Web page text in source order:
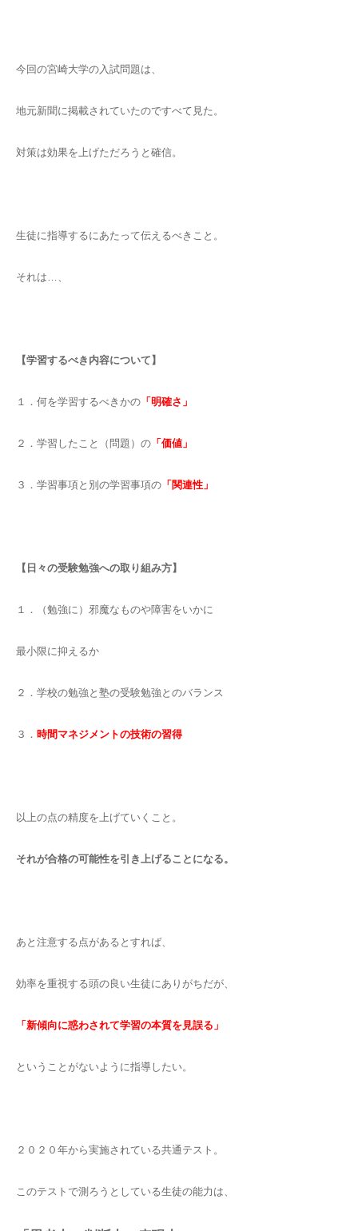
今回の宮崎大学の入試問題は、
地元新聞に掲載されていたのですべて見た。
対策は効果を上げただろうと確信。
生徒に指導するにあたって伝えるべきこと。
それは…、
【学習するべき内容について】
１．何を学習するべきかの 「明確さ」
２．学習したこと（問題）の 「価値」
３．学習事項と別の学習事項の 「関連性」
【日々の受験勉強への取り組み方】
１．（勉強に）邪魔なものや障害をいかに
最小限に抑えるか
２．学校の勉強と塾の受験勉強とのバランス
３． 時間マネジメントの技術の習得
以上の点の精度を上げていくこと。
それが合格の可能性を引き上げることになる。
あと注意する点があるとすれば、
効率を重視する頭の良い生徒にありがちだが、
「新傾向に惑わされて学習の本質を見誤る」
ということがないように指導したい。
２０２０年から実施されている共通テスト。
このテストで測ろうとしている生徒の能力は、